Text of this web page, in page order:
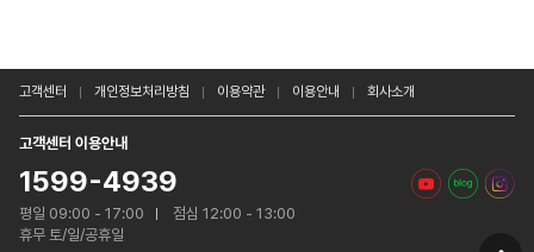
고객센터 개인정보처리방침 이용약관 이용안내 회사소개
고객센터 이용안내
1599-4939
평일 09:00 - 17:00
점심 12:00 - 13:00
휴무 토/일/공휴일